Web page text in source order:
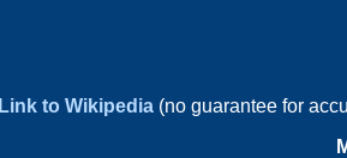
Link to Wikipedia (no guarantee for